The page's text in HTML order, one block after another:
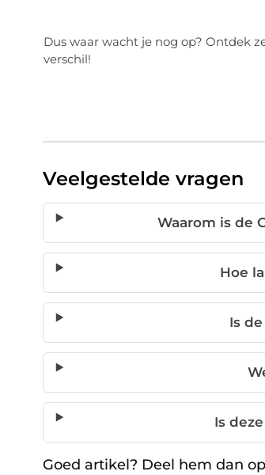
Dus waar wacht je nog op? Ontdek
verschil!
Veelgestelde vragen
Waarom is de
Hoe
Is
Is
Goed artikel? Deel hem dan